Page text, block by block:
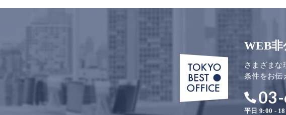
WEB非
さまざまな
条件をお伝
平日 9:00 -